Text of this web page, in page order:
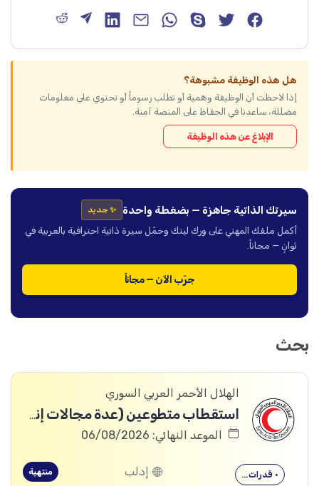
هل هذه الوظيفة مشبوهة؟
إذا لاحظت أن الوظيفة وهمية أو تطلب رسوماً أو تحتوي على معلومات
مضللة، ساعدنا في الحفاظ على المنصة آمنة.
الإبلاغ عن هذه الوظيفة
سيرتك الذاتية جاهزة — بضغطة واحدة ✨ جديد
أكمل ملفك المهني على ورك لينك وحمّل سيرة ذاتية احترافية بالعربية في
ثوانٍ — مجاناً.
جرّب الآن — مجاناً
بحث
الهلال الأحمر العربي السوري
استقطاب متطوعين (عدة مجالات إنسانية وإدارية)
الموعد النهائي: 06/08/2026
• قدرات… إدلب منتهية